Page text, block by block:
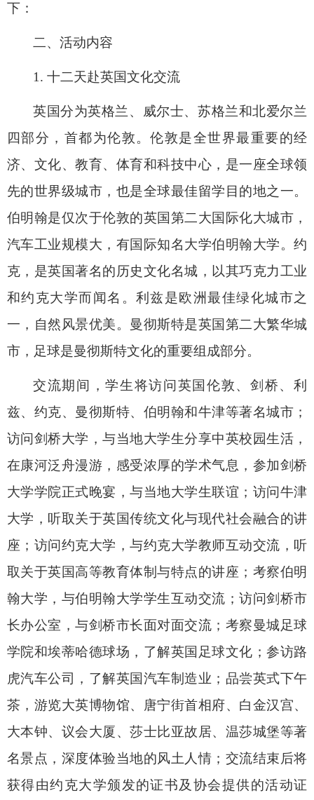
下：
二、活动内容
1. 十二天赴英国文化交流
英国分为英格兰、威尔士、苏格兰和北爱尔兰
四部分，首都为伦敦。伦敦是全世界最重要的经
济、文化、教育、体育和科技中心，是一座全球领
先的世界级城市，也是全球最佳留学目的地之一。
伯明翰是仅次于伦敦的英国第二大国际化大城市，
汽车工业规模大，有国际知名大学伯明翰大学。约
克，是英国著名的历史文化名城，以其巧克力工业
和约克大学而闻名。利兹是欧洲最佳绿化城市之
一，自然风景优美。曼彻斯特是英国第二大繁华城
市，足球是曼彻斯特文化的重要组成部分。
交流期间，学生将访问英国伦敦、剑桥、利
兹、约克、曼彻斯特、伯明翰和牛津等著名城市；
访问剑桥大学，与当地大学生分享中英校园生活，
在康河泛舟漫游，感受浓厚的学术气息，参加剑桥
大学学院正式晚宴，与当地大学生联谊；访问牛津
大学，听取关于英国传统文化与现代社会融合的讲
座；访问约克大学，与约克大学教师互动交流，听
取关于英国高等教育体制与特点的讲座；考察伯明
翰大学，与伯明翰大学学生互动交流；访问剑桥市
长办公室，与剑桥市长面对面交流；考察曼城足球
学院和埃蒂哈德球场，了解英国足球文化；参访路
虎汽车公司，了解英国汽车制造业；品尝英式下午
茶，游览大英博物馆、唐宁街首相府、白金汉宫、
大本钟、议会大厦、莎士比亚故居、温莎城堡等著
名景点，深度体验当地的风土人情；交流结束后将
获得由约克大学颁发的证书及协会提供的活动证